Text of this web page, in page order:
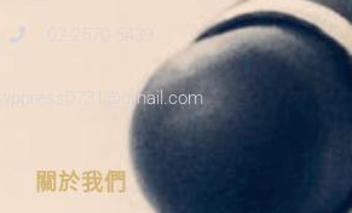
02-2570-5439
wppress0731@gmail.com
關於我們